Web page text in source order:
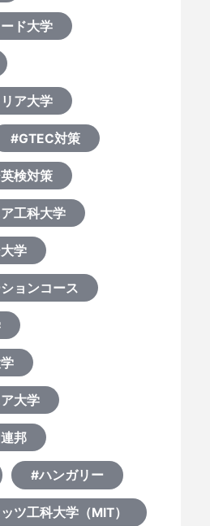
HOME
海外進学か？
うやって？
ら始める？
ブログ
ド大学
ア大学
#GTEC対策
検対策
工科大学
学
ョンコース
大学
邦
#ハンガリー
ツ工科大学（MIT）